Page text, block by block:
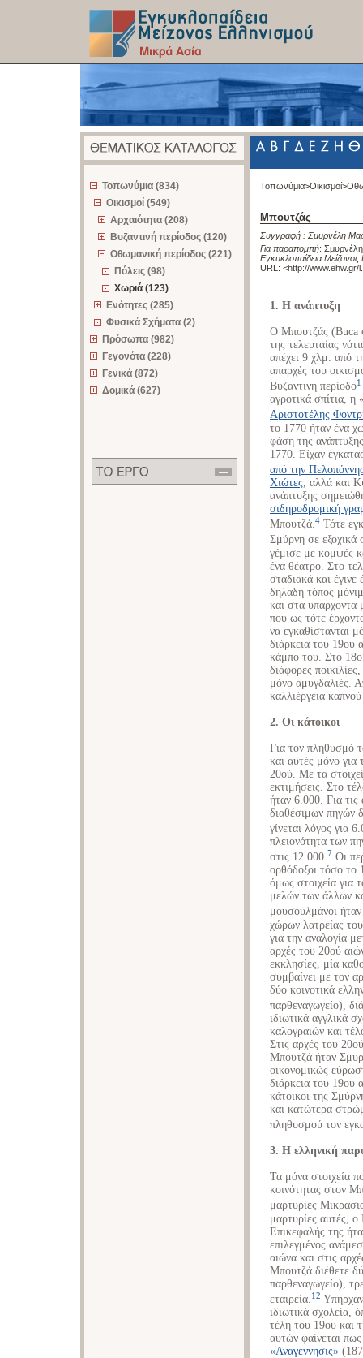
Τοπωνύμια (834)
Οικισμοί (549)
Αρχαιότητα (208)
Βυζαντινή περίοδος (120)
Οθωμανική περίοδος (221)
Πόλεις (98)
Χωριά (123)
Ενότητες (285)
Φυσικά Σχήματα (2)
Πρόσωπα (982)
Γεγονότα (228)
Γενικά (872)
Δομικά (627)
Τοπωνύμια>Οικισμοί>
Μπουτζάς
Συγγραφή : Σμυρνέλη
Για παραπομπή:
Εγκυκλοπαίδεια
URL: <http://www.ehw.gr/
1. Η ανάπτυξη
Ο Μπουτζάς (Buca
της τελευταίας
απέχει 9 χλμ. από
απαρχές του
Βυζαντινή περίοδο1
αγροτικά σπίτια, η
Αριστοτέλης
το 1770 ήταν ένα
φάση της
1770. Είχαν
από την
Χιώτες , αλλά και
ανάπτυξης
σιδηροδρομική
Μπουτζά.4 Τότε
Σμύρνη σε εξοχικά
γέμισε με κομψές
ένα θέατρο. Στο
σταδιακά και
δηλαδή τόπος
και στα υπάρχοντα
που ως τότε
να εγκαθίστανται
διάρκεια του 19ου
κάμπο του. Στο 18ο
διάφορες
μόνο αμυγδαλιές.
καλλιέργεια
2. Οι κάτοικοι
Για τον πληθυσμό
και αυτές μόνο για
20ού. Με τα
εκτιμήσεις. Στο
ήταν 6.000. Για
διαθέσιμων πηγών
γίνεται λόγος για
πλειονότητα των
στις 12.000.7 Οι
ορθόδοξοι τόσο το
όμως στοιχεία για
μελών των άλλων
μουσουλμάνοι ήταν
χώρων λατρείας
για την αναλογία
αρχές του 20ού
εκκλησίες, μία
συμβαίνει με τον
δύο κοινοτικά
παρθεναγωγείο),
ιδιωτικά αγγλικά
καλογραιών και
Στις αρχές του
Μπουτζά ήταν
οικονομικώς
διάρκεια του 19ου
κάτοικοι της
και κατώτερα
πληθυσμού τον
3. Η ελληνική
Τα μόνα στοιχεία
κοινότητας στον
μαρτυρίες
μαρτυρίες αυτές, ο
Επικεφαλής της
επιλεγμένος
αιώνα και στις
Μπουτζά διέθετε
παρθεναγωγείο),
εταιρεία. 12
ιδιωτικά σχολεία,
τέλη του 19ου και
αυτών φαίνεται
«Αναγέννησις»